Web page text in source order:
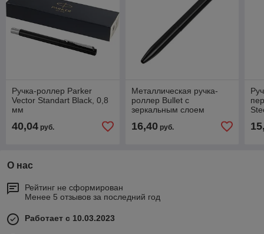
Ручка-роллер Parker
Vector Standart Black, 0,8
мм
40,04 руб.
Металлическая ручка-
роллер Bullet с
зеркальным слоем
16,40руб.
О нас
Рейтинг не сформирован
Менее 5 отзывов за последний год
Работает с 10.03.2023